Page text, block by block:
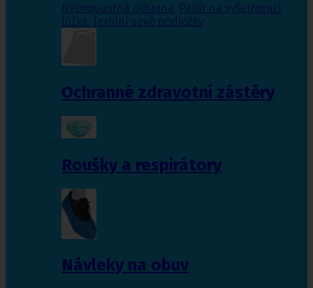
Nepropustná ochrana, Papír na vyšetřovací
lůžka, Textilní savé podložky
Ochranné zdravotní zástěry
Roušky a respirátory
Návleky na obuv